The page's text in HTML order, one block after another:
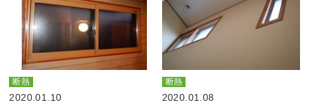
断熱
2020.01.10
断熱
2020.01.08